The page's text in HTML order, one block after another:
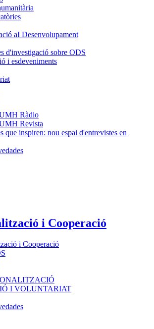
aI Desenvolupament
d'investigació sobre ODS
i esdeveniments
Ràdio
Revista
que inspiren: nou espai d'entrevistes en
i Cooperació
i Cooperació
I VOLUNTARIAT